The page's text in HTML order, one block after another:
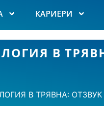
КАРИЕРИ
В
В ТРЯВНА: ОТЗВУК